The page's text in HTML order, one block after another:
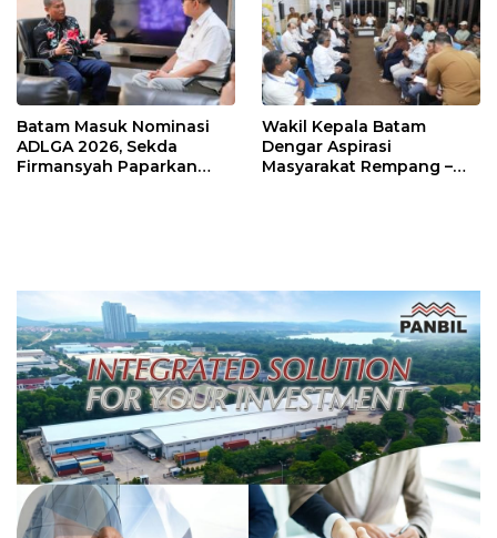
Batam Masuk Nominasi
ADLGA 2026, Sekda
Firmansyah Paparkan
Wakil Kepala Batam
Dengar Aspirasi
Masyarakat Rempang –